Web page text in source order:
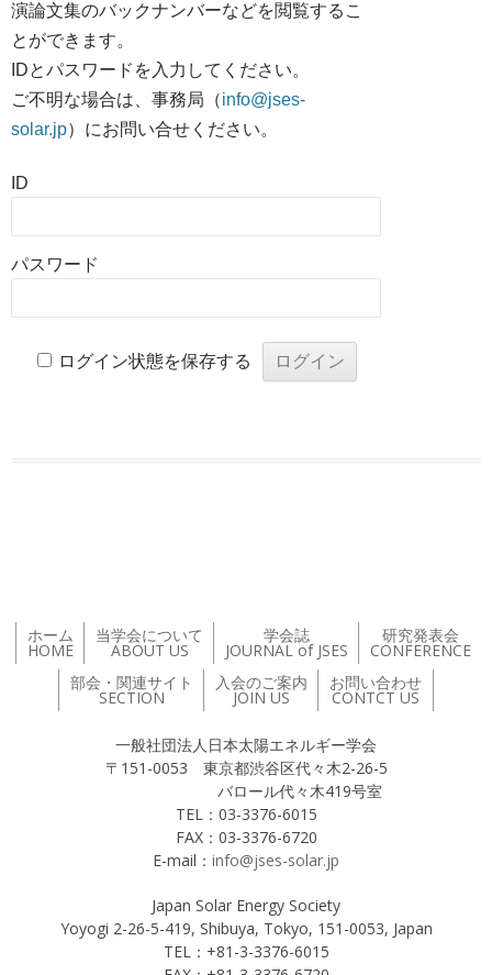
演論文集のバックナンバーなどを閲覧するこ
とができます。
IDとパスワードを入力してください。
ご不明な場合は、事務局（info@jses-
solar.jp）にお問い合せください。
ID
パスワード
ログイン状態を保存する
ホーム
HOME
当学会について
ABOUT US
学会誌
JOURNAL of JSES
研究発表会
CONFERENCE
部会・関連サイト
SECTION
入会のご案内
JOIN US
お問い合わせ
CONTCT US
一般社団法人日本太陽エネルギー学会
〒151-0053 東京都渋谷区代々木2-26-5
バロール代々木419号室
TEL：03-3376-6015
FAX：03-3376-6720
E-mail： info@jses-solar.jp
Japan Solar Energy Society
Yoyogi 2-26-5-419, Shibuya, Tokyo, 151-0053, Japan
TEL：+81-3-3376-6015